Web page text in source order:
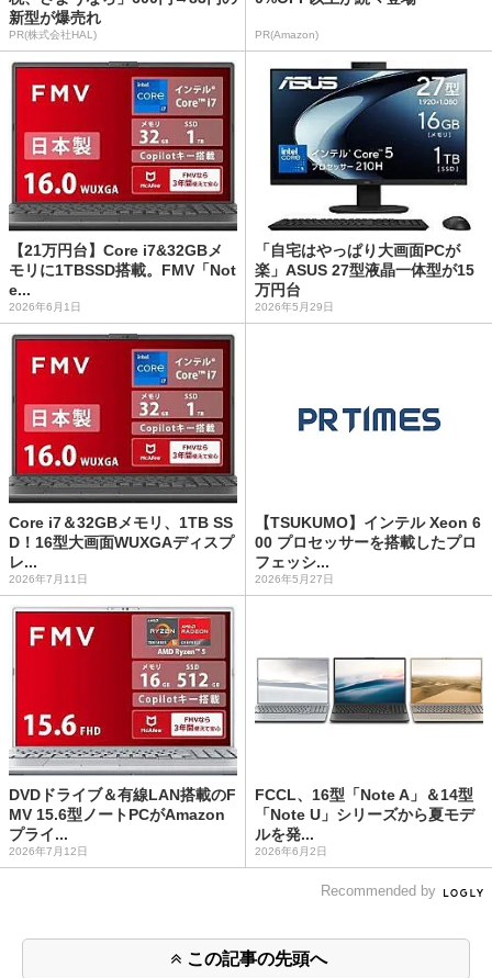
新型が爆売れ
PR(株式会社HAL) PR(Amazon)
【21万円台】Core i7&32GBメ
モリに1TBSSD搭載。FMV「Not
e...
2026年6月1日
「自宅はやっぱり大画面PCが
楽」ASUS 27型液晶一体型が15
万円台
2026年5月29日
Core i7＆32GBメモリ、1TB SS
D！16型大画面WUXGAディスプ
レ...
2026年7月11日
【TSUKUMO】インテル Xeon 6
00 プロセッサーを搭載したプロ
フェッシ...
2026年5月27日
DVDドライブ＆有線LAN搭載のF
MV 15.6型ノートPCがAmazon
プライ...
2026年7月12日
FCCL、16型「Note A」＆14型
「Note U」シリーズから夏モデ
ルを発...
2026年6月2日
Recommended by
この記事の先頭へ